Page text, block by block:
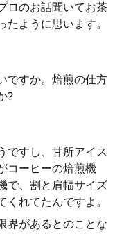
ロのお話聞いてお茶
ように思います。
ですか。焙煎の仕方
?
ですし、甘所アイス
コーヒーの焙煎機
で、割と肩幅サイズ
れてたんですよ。
界があるとのことな